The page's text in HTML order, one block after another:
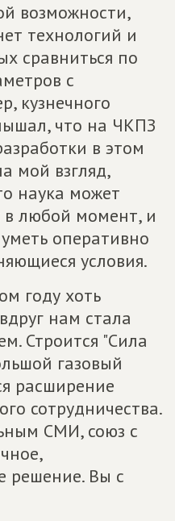
возможности,
технологий и
сравниться по
с
кузнечного
что на ЧКПЗ
в этом
мой взгляд,
наука может
в любой момент, и
оперативно
условия.
году хоть
нам стала
Строится "Сила
газовый
расширение
сотрудничества.
СМИ, союз с
решение. Вы с